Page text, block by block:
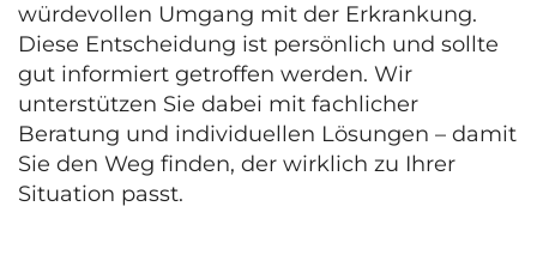
würdevollen Umgang mit der Erkrankung.
Diese Entscheidung ist persönlich und sollte
gut informiert getroffen werden. Wir
unterstützen Sie dabei mit fachlicher
Beratung und individuellen Lösungen – damit
Sie den Weg finden, der wirklich zu Ihrer
Situation passt.